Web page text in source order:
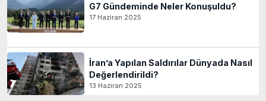
G7 Gündeminde Neler Konuşuldu?
17 Haziran 2025
İran’a Yapılan Saldırılar Dünyada Nasıl
Değerlendirildi?
13 Haziran 2025